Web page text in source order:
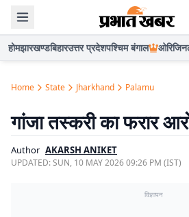
होमझारखण्डबिहारउत्तर प्रदेशपश्चिम बंगाल
Home State Jharkhand Palamu
गांजा तस्करी का फरार
Author AKARSH ANIKET
UPDATED:SUN, 10 MAY 2026 09:26 PM (IST)
विज्ञापन